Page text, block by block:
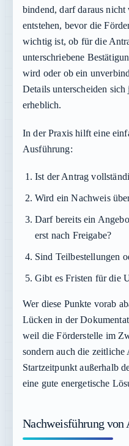
bindend, darf daraus
entstehen, bevor die
wichtig ist, ob für die
unterschriebene
wird oder ob ein
Details unterscheiden
erheblich.
In der Praxis hilft eine
Ausführung:
Ist der Antrag
Wird ein Nachweis
Darf bereits ein
erst nach Freigabe?
Sind Teilbestellungen
Gibt es Fristen für die
Wer diese Punkte vorab
Lücken in der
weil die Förderstelle im
sondern auch die
Startzeitpunkt außerhalb
eine gute energetische
Nachweisführung von